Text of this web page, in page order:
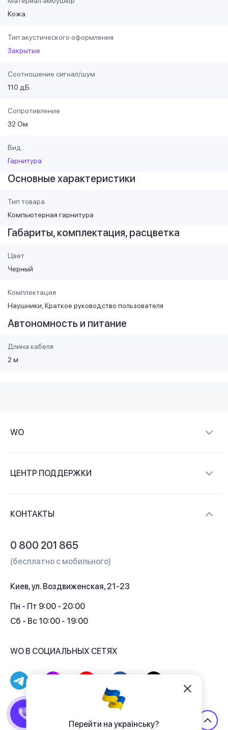
Перейти на українську?
Кожа
Тип акустического оформления
Закрытые
Соотношение сигнал/шум
110 дБ
Сопротивление
32 Ом
Вид
Гарнитура
Основные характеристики
Тип товара
Компьютерная гарнитура
Габариты, комплектация, расцветка
Цвет
Черный
Комплектация
Наушники, Краткое руководство пользователя
Автономность и питание
Длина кабеля
2 м
WO
Контакты
ЦЕНТР ПОДДЕРЖКИ
Кэшбек
КОНТАКТЫ
0 800 201 865
(бесплатно с мобильного)
Киев, ул. Воздвиженская, 21-23
Пн - Пт 9:00 - 20:00
Сб - Вс 10:00 - 19:00
WO В СОЦИАЛЬНЫХ СЕТЯХ
Договор публичной оферты